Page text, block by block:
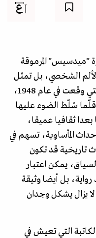
"ميدسيس" المرموقة
الشخصي، بل تمثل
شهادة أدبية على مجازر "جيجو" التي وقعت في عام 1948،
قلّما سُلّط الضوء عليها
ثقافيا عميقا،
المأساوية، تسهم في
تاريخية قد تكون
يمكن اعتبار
بل أيضا وثيقة
يزال يشكل وجدان
التي تعيش في